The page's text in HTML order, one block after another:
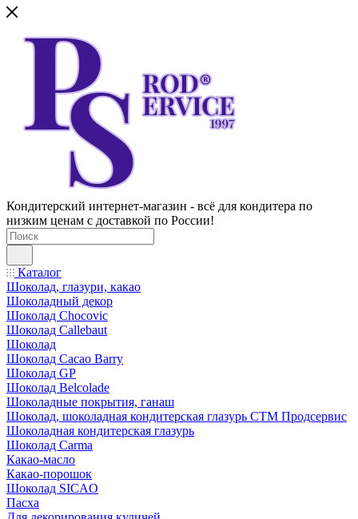
Кондитерский интернет-магазин - всё для кондитера по
низким ценам с доставкой по России!
Каталог
Шоколад, глазури, какао
Шоколадный декор
Шоколад Chocovic
Шоколад Callebaut
Шоколад
Шоколад Cacao Barry
Шоколад GP
Шоколад Belcolade
Шоколадные покрытия, ганаш
Шоколад, шоколадная кондитерская глазурь СТМ Продсервис
Шоколадная кондитерская глазурь
Шоколад Carma
Какао-масло
Какао-порошок
Шоколад SICAO
Пасха